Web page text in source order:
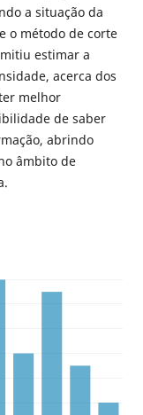
a situação da
o método de corte
estimar a
acerca dos
melhor
de saber
abrindo
âmbito de